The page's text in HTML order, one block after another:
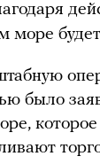
море
было
которое